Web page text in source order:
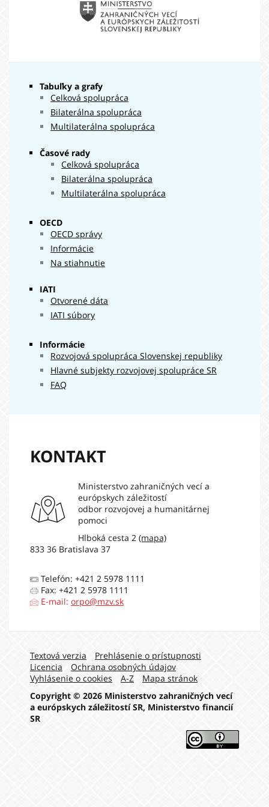
1 378 175
761 €
záležitostí
Tabuľky a grafy
Celková spolupráca
Bilaterálna spolupráca
Multilaterálna spolupráca
Časové rady
Celková spolupráca
Bilaterálna spolupráca
Multilaterálna spolupráca
OECD
OECD správy
Informácie
Na stiahnutie
IATI
Otvorené dáta
IATI súbory
Informácie
Rozvojová spolupráca Slovenskej republiky
Hlavné subjekty rozvojovej spolupráce SR
FAQ
KONTAKT
Ministerstvo zahraničných vecí a
európskych záležitostí
odbor rozvojovej a humanitárnej
pomoci
Hlboká cesta 2 (mapa)
833 36 Bratislava 37
Telefón: +421 2 5978 1111
Fax: +421 2 5978 1111
E-mail: orpo@mzv.sk
Navigation:
Textová verzia
Prehlásenie o prístupnosti
Licencia
Ochrana osobných údajov
Vyhlásenie o cookies
A-Z
Mapa stránok
Copyright © 2026 Ministerstvo zahraničných vecí
a európskych záležitostí SR, Ministerstvo financií
SR